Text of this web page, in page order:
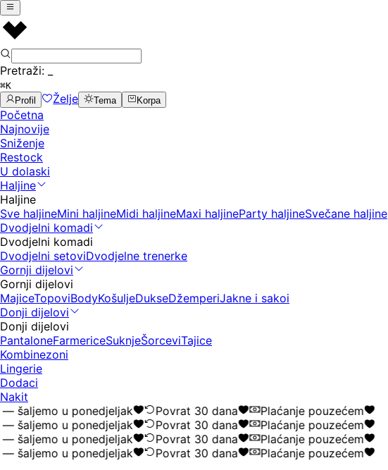
Pretraži:
⌘K
Profil
Želje Tema Korpa
Početna
Najnovije
Sniženje
Restock
U dolaski
Haljine
Haljine
Sve haljineMini haljineMidi haljineMaxi haljineParty haljineSvečane haljine
Dvodjelni komadi
Dvodjelni komadi
Dvodjelni setoviDvodjelne trenerke
Gornji dijelovi
Gornji dijelovi
MajiceTopoviBodyKošuljeDukseDžemperiJakne i sakoi
Donji dijelovi
Donji dijelovi
PantaloneFarmericeSuknjeŠorceviTajice
Kombinezoni
Lingerie
Dodaci
Nakit
u ponedjeljak
Povrat 30 dana
Plaćanje pouzećem
u ponedjeljak
Povrat 30 dana
Plaćanje pouzećem
u ponedjeljak
Povrat 30 dana
Plaćanje pouzećem
u ponedjeljak
Povrat 30 dana
Plaćanje pouzećem